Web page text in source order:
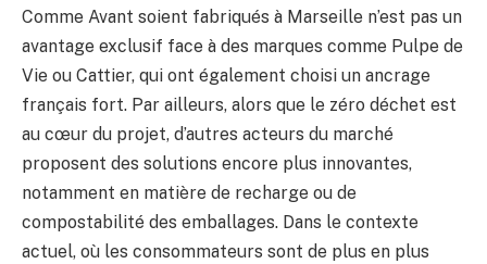
Comme Avant soient fabriqués à Marseille n’est pas un
avantage exclusif face à des marques comme Pulpe de
Vie ou Cattier, qui ont également choisi un ancrage
français fort. Par ailleurs, alors que le zéro déchet est
au cœur du projet, d’autres acteurs du marché
proposent des solutions encore plus innovantes,
notamment en matière de recharge ou de
compostabilité des emballages. Dans le contexte
actuel, où les consommateurs sont de plus en plus